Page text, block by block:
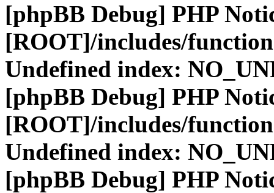
[phpBB Debug] PHP
[ROOT]/includes/
Undefined index:
[phpBB Debug] PHP
[ROOT]/includes/
Undefined index:
[phpBB Debug] PHP